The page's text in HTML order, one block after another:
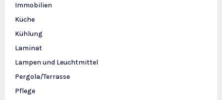
Immobilien
Küche
Kühlung
Laminat
Lampen und Leuchtmittel
Pergola/Terrasse
Pflege